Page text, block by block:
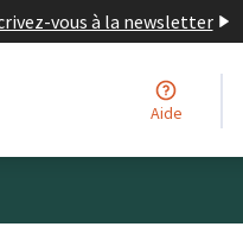
vous à la newsletter
Aide